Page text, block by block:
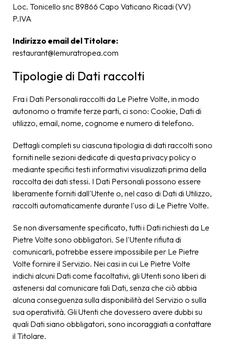
Loc. Tonicello snc 89866 Capo Vaticano Ricadi (VV)
P.IVA
Indirizzo email del Titolare:
restaurant@lemuratropea.com
Tipologie di Dati raccolti
Fra i Dati Personali raccolti da Le Pietre Volte, in modo
autonomo o tramite terze parti, ci sono: Cookie, Dati di
utilizzo, email, nome, cognome e numero di telefono.
Dettagli completi su ciascuna tipologia di dati raccolti sono
forniti nelle sezioni dedicate di questa privacy policy o
mediante specifici testi informativi visualizzati prima della
raccolta dei dati stessi. I Dati Personali possono essere
liberamente forniti dall'Utente o, nel caso di Dati di Utilizzo,
raccolti automaticamente durante l'uso di Le Pietre Volte.
Se non diversamente specificato, tutti i Dati richiesti da Le
Pietre Volte sono obbligatori. Se l'Utente rifiuta di
comunicarli, potrebbe essere impossibile per Le Pietre
Volte fornire il Servizio. Nei casi in cui Le Pietre Volte
indichi alcuni Dati come facoltativi, gli Utenti sono liberi di
astenersi dal comunicare tali Dati, senza che ciò abbia
alcuna conseguenza sulla disponibilità del Servizio o sulla
sua operatività. Gli Utenti che dovessero avere dubbi su
quali Dati siano obbligatori, sono incoraggiati a contattare
il Titolare.